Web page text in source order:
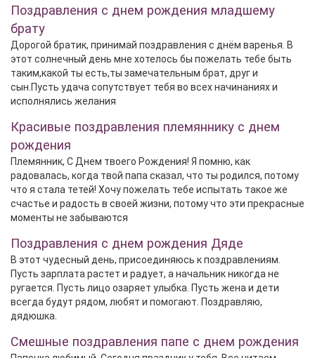
Поздравления с днем рождения младшему
брату
Дорогой братик, принимай поздравления с днём варенья. В
этот солнечный день мне хотелось бы пожелать тебе быть
таким,какой ты есть,ты замечательным брат, друг и
сын.Пусть удача сопутствует тебя во всех начинаниях и
исполнялись желания
Красивые поздравления племяннику с днем
рождения
Племянник, С Днем твоего Рождения! Я помню, как
радовалась, когда твой папа сказал, что ты родился, потому
что я стала тетей! Хочу пожелать тебе испытать такое же
счастье и радость в своей жизни, потому что эти прекрасные
моменты не забываются
Поздравления с днем рождения Дяде
В этот чудесный день, присоединяюсь к поздравлениям.
Пусть зарплата растет и радует, а начальник никогда не
ругается. Пусть лицо озаряет улыбка. Пусть жена и дети
всегда будут рядом, любят и помогают. Поздравляю,
дядюшка.
Смешные поздравления папе с днем рождения